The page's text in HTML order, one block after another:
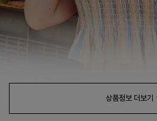
상품정보 더보기